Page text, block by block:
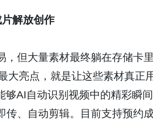
解放创作
，但大量素材最终躺在存储
大亮点，就是让这些素材真正
够AI自动识别视频中的精彩瞬
传、自动剪辑。目前支持预约